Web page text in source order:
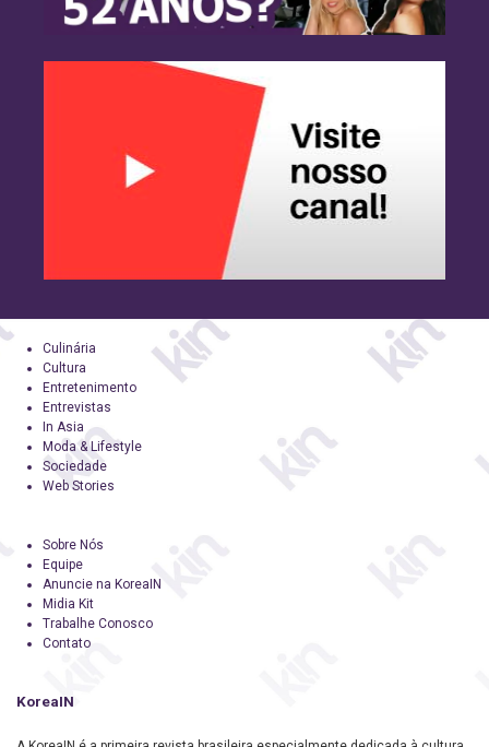
Culinária
Cultura
Entretenimento
Entrevistas
In Asia
Moda & Lifestyle
Sociedade
Web Stories
Sobre Nós
Equipe
Anuncie na KoreaIN
Midia Kit
Trabalhe Conosco
Contato
KoreaIN